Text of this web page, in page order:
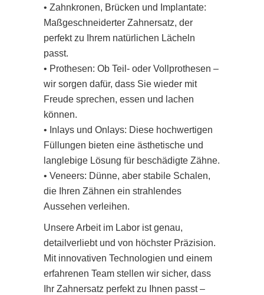
• Zahnkronen, Brücken und Implantate:
Maßgeschneiderter Zahnersatz, der
perfekt zu Ihrem natürlichen Lächeln
passt.
• Prothesen: Ob Teil- oder Vollprothesen –
wir sorgen dafür, dass Sie wieder mit
Freude sprechen, essen und lachen
können.
• Inlays und Onlays: Diese hochwertigen
Füllungen bieten eine ästhetische und
langlebige Lösung für beschädigte Zähne.
• Veneers: Dünne, aber stabile Schalen,
die Ihren Zähnen ein strahlendes
Aussehen verleihen.
Unsere Arbeit im Labor ist genau,
detailverliebt und von höchster Präzision.
Mit innovativen Technologien und einem
erfahrenen Team stellen wir sicher, dass
Ihr Zahnersatz perfekt zu Ihnen passt –